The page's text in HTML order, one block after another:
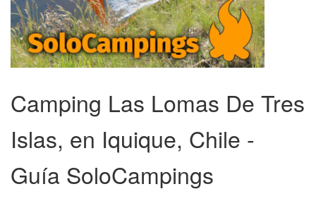
Camping Las Lomas De Tres
Islas, en Iquique, Chile -
Guía SoloCampings